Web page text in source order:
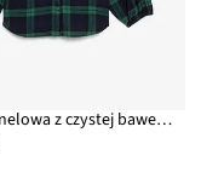
Bluzka flanelowa z czystej bawełny